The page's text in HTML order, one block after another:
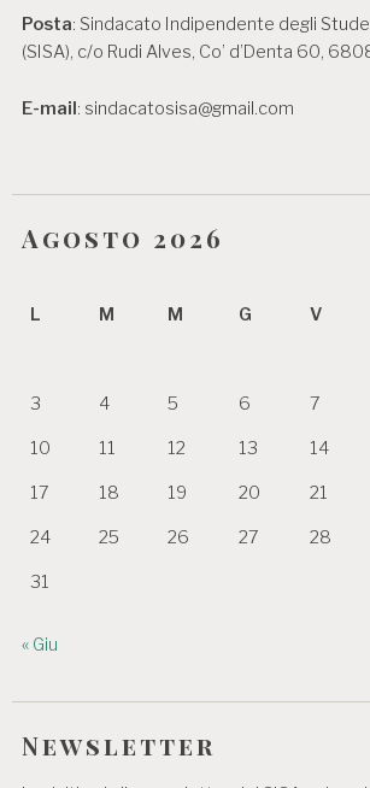
Posta: Sindacato Indipendente degli
(SISA), c/o Rudi Alves, Co’ d’Denta 60,
E-mail: sindacatosisa@gmail.com
Agosto 2026
L M M G V
3 4 5 6 7
10 11 12 13 14
17 18 19 20 21
24 25 26 27 28
31
« Giu
Newsletter